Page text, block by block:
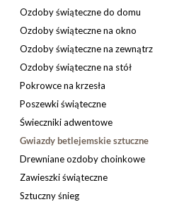
Ozdoby świąteczne do domu
Ozdoby świąteczne na okno
Ozdoby świąteczne na zewnątrz
Ozdoby świąteczne na stół
Pokrowce na krzesła
Poszewki świąteczne
Świeczniki adwentowe
Gwiazdy betlejemskie sztuczne
Drewniane ozdoby choinkowe
Zawieszki świąteczne
Sztuczny śnieg